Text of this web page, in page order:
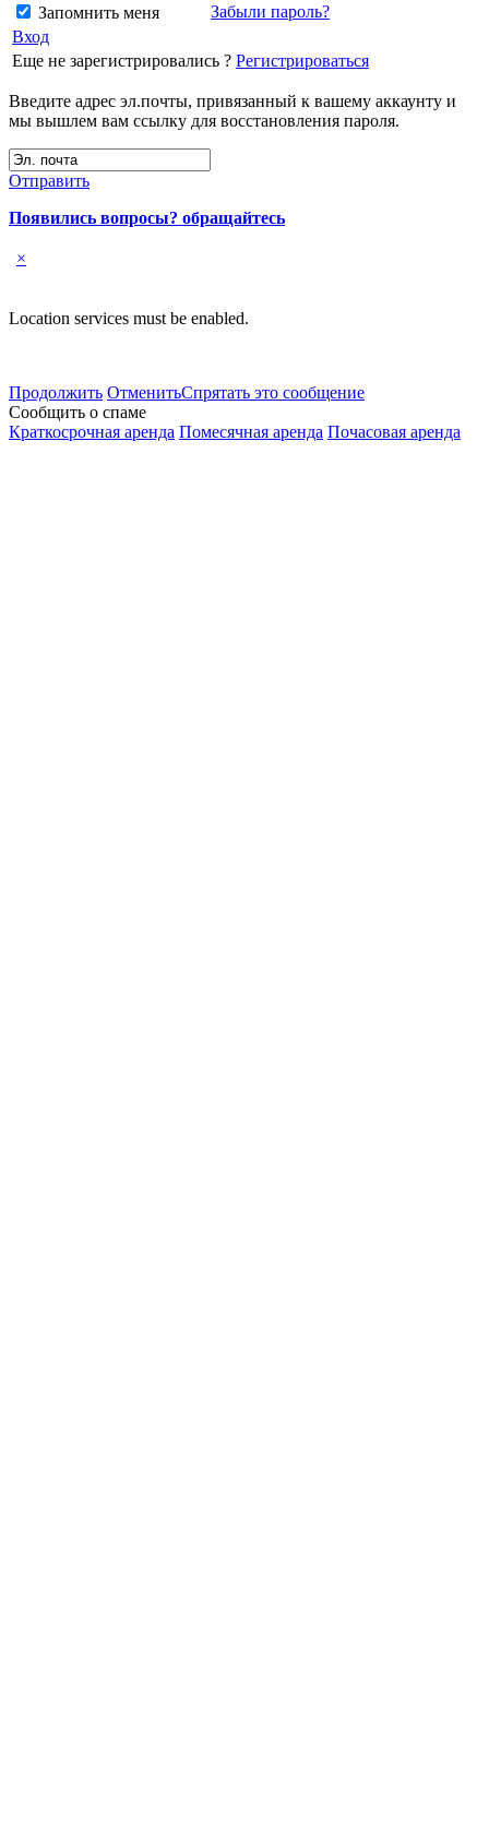
Запомнить меня
Забыли пароль?
Вход
Еще не зарегистрировались ? Регистрироваться
Введите адрес эл.почты, привязанный к вашему аккаунту и
мы вышлем вам ссылку для восстановления пароля.
Отправить
Появились вопросы? обращайтесь
×
Location services must be enabled.
Продолжить ОтменитьСпрятать это сообщение
Сообщить о спаме
Краткосрочная аренда Помесячная аренда Почасовая аренда